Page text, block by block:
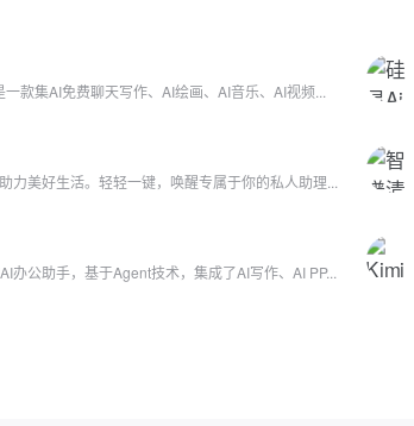
款集AI免费聊天写作、AI绘画、AI音乐、AI视频...
力美好生活。轻轻一键，唤醒专属于你的私人助理...
办公助手，基于Agent技术，集成了AI写作、AI PP...